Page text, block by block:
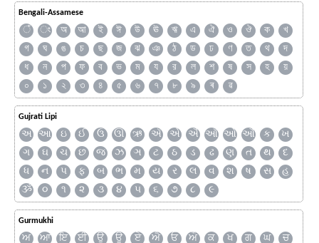
Bengali-Assamese
ঁ ং অ আ ই ঈ উ ঊ ঋ এ ঐ ও ঔ ক
খ
গ
ঘ ঙ চ ছ জ ঝ ঞ ঠ ড ঢ ণ ত থ
দ
ধ
ন প ফ ব ভ ম য র ল শ ষ স হ
য়
০
১ ২ ৩ ৪ ৫ ৬ ৭ ৮ ৯ ৰ ৱ
Gujrati Lipi
અ આ ઇ ઈ ઉ ઊ ઋ ઍ એ ઐ ઑ ઓ ઔ ક
ખ
ગ
ઘ ચ છ જ ઝ ઞ ટ ઠ ડ ઢ ણ ત થ
દ
ધ
ન પ ફ બ ભ મ ય ર લ વ શ ષ સ
હ
ૐ
૦ ૧ ૨ ૩ ૪ ૫ ૬ ૭ ૮ ૯
Gurmukhi
ਅ ਆ ਇ ਈ ਉ ਊ ਏ ਐ ਓ ਔ ਕ ਖ ਗ ਘ
ਚ